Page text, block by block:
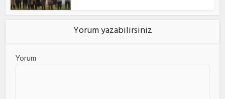
Yorum yazabilirsiniz
Yorum